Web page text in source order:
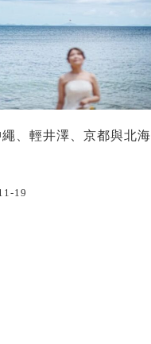
、輕井澤、京都與北海
19